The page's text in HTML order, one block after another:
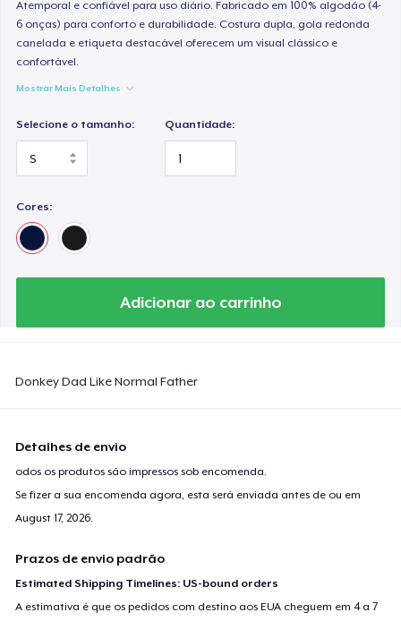
Atemporal e confiável para uso diário. Fabricado em 100% algodão (4-
6 onças) para conforto e durabilidade. Costura dupla, gola redonda
canelada e etiqueta destacável oferecem um visual clássico e
confortável.
Mostrar Mais Detalhes
Selecione o tamanho: Quantidade:
Cores:
Adicionar ao carrinho
Donkey Dad Like Normal Father
Detalhes de envio
odos os produtos são impressos sob encomenda.
Se fizer a sua encomenda agora, esta será enviada antes de ou em
August 17, 2026.
Prazos de envio padrão
Estimated Shipping Timelines: US-bound orders
A estimativa é que os pedidos com destino aos EUA cheguem em 4 a 7
Classic Tank Top
US$ 21,99
US$ 22,99
US$ 26,11